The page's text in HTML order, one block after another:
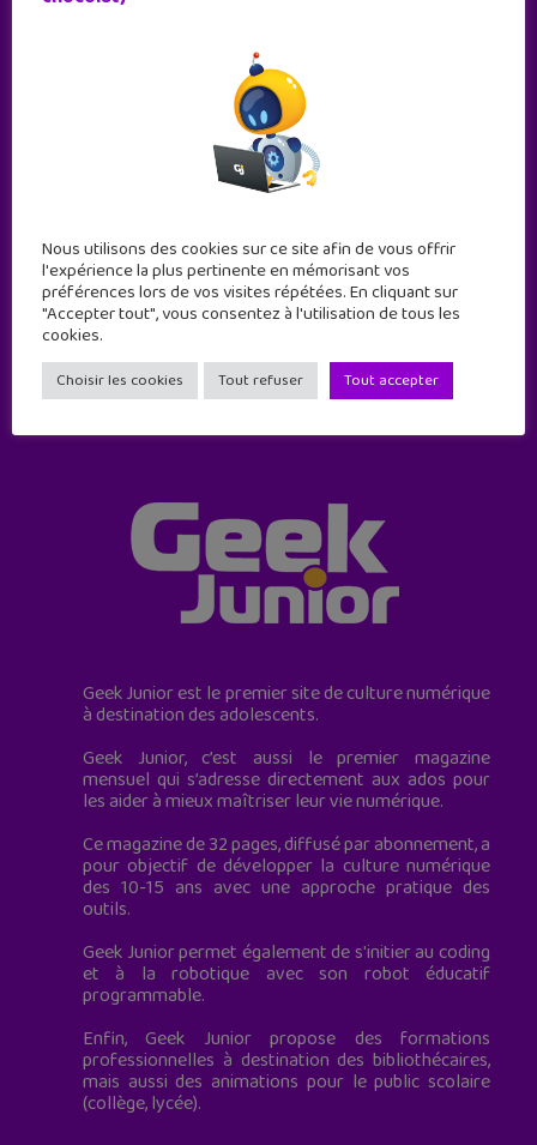
Abonne-toi !
11 numéros par an
JE M'ABONNE !
Geek Junior est le premier site de culture numérique
à destination des adolescents.
Geek Junior, c’est aussi le premier magazine
mensuel qui s’adresse directement aux ados pour
les aider à mieux maîtriser leur vie numérique.
Ce magazine de 32 pages, diffusé par abonnement, a
pour objectif de développer la culture numérique
des 10-15 ans avec une approche pratique des
outils.
Geek Junior permet également de s'initier au coding
et à la robotique avec son robot éducatif
programmable.
Enfin, Geek Junior propose des formations
professionnelles à destination des bibliothécaires,
mais aussi des animations pour le public scolaire
(collège, lycée).
Nous utilisons des cookies sur ce site afin de vous offrir
l'expérience la plus pertinente en mémorisant vos
préférences lors de vos visites répétées. En cliquant sur
"Accepter tout", vous consentez à l'utilisation de tous les
cookies.
Choisir les cookies Tout refuser Tout accepter